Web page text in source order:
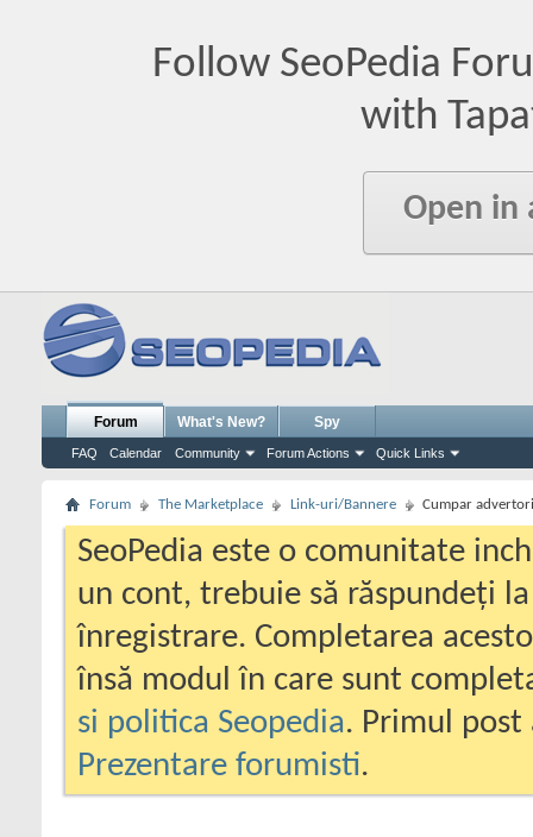
Follow SeoPedia
with
Open in
Forum
FAQ Calendar Community Forum Actions Quick Links
What's New? Spy
Forum The Marketplace Link-uri/Bannere Cumpar
SeoPedia este o comunitate
un cont, trebuie să răspundeți
înregistrare. Completarea
însă modul în care sunt
si politica Seopedia. Primul
Prezentare forumisti.